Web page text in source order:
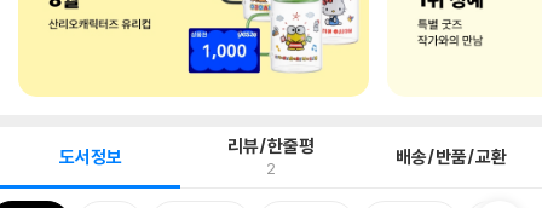
도서정보 리뷰/한줄평
2 배송/반품/교환